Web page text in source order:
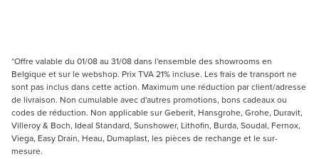
*Offre valable du 01/08 au 31/08 dans l'ensemble des showrooms en
Belgique et sur le webshop. Prix TVA 21% incluse. Les frais de transport ne
sont pas inclus dans cette action. Maximum une réduction par client/adresse
de livraison. Non cumulable avec d'autres promotions, bons cadeaux ou
codes de réduction. Non applicable sur Geberit, Hansgrohe, Grohe, Duravit,
Villeroy & Boch, Ideal Standard, Sunshower, Lithofin, Burda, Soudal, Fernox,
Viega, Easy Drain, Heau, Dumaplast, les pièces de rechange et le sur-
mesure.